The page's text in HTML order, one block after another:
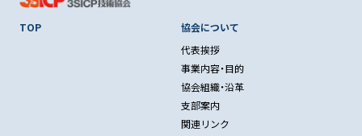
TOP
協会について
代表挨拶
事業内容・目的
協会組織・沿革
支部案内
関連リンク